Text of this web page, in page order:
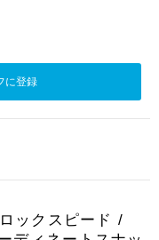
に登録
ックスピード /